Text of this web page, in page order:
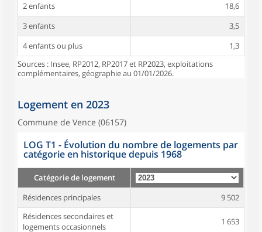
2 enfants
18,6
3 enfants
3,5
4 enfants ou plus
1,3
Sources : Insee, RP2012, RP2017 et RP2023, exploitations
complémentaires, géographie au 01/01/2026.
Logement en 2023
Commune de Vence (06157)
LOG T1 - Évolution du nombre de logements par
catégorie en historique depuis 1968
Catégorie de logement
Résidences principales
9 502
Résidences secondaires et
logements occasionnels
1 653